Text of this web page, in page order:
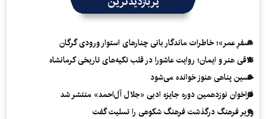
«سفرِ عمر»؛ خاطرات ماندگار بانی چنارهای استوار ورودی گرگان
تلاقی هنر و ایمان؛ روایت عاشورا در قلب تکیه‌های تاریخی کرمانشاه
حسین پناهی هنوز خوانده می‌شود
فراخوان نوزدهمین دوره جایزه ادبی «جلال آل‌احمد» منتشر شد
وزیر فرهنگ درگذشت فرهنگ شکوهی را تسلیت گفت